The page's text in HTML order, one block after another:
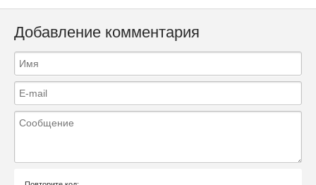
Добавление комментария